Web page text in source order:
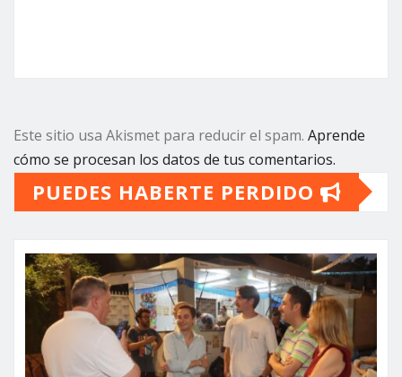
Este sitio usa Akismet para reducir el spam. Aprende
cómo se procesan los datos de tus comentarios.
PUEDES HABERTE PERDIDO